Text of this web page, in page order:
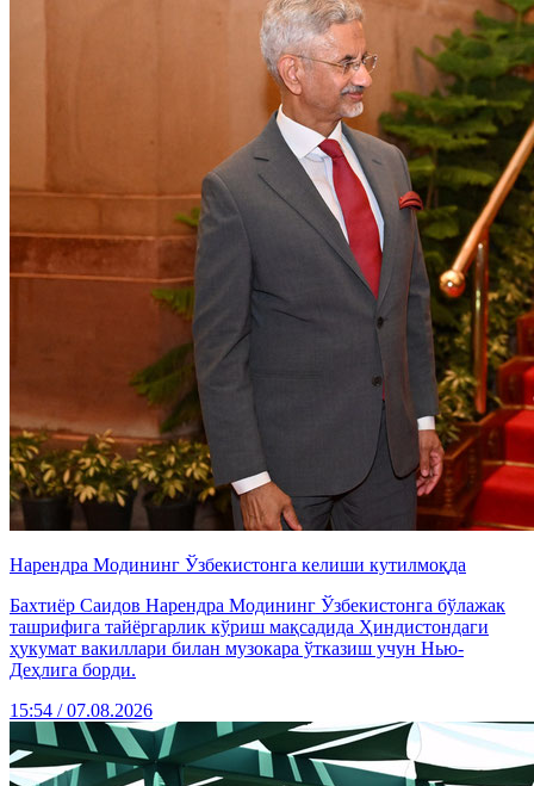
Нарендра Модининг Ўзбекистонга келиши кутилмоқда
Бахтиёр Саидов Нарендра Модининг Ўзбекистонга бўлажак
ташрифига тайёргарлик кўриш мақсадида Ҳиндистондаги
ҳукумат вакиллари билан музокара ўтказиш учун Нью-
Деҳлига борди.
15:54 / 07.08.2026